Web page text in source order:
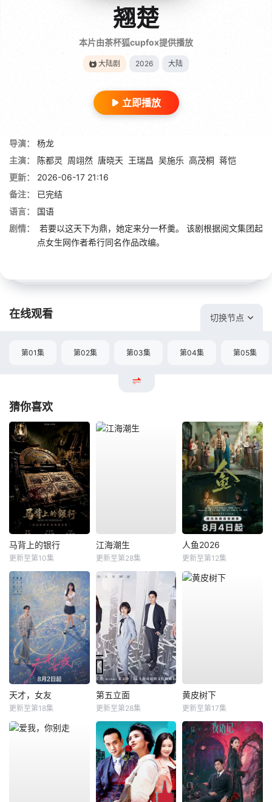
翘楚
本片由茶杯狐cupfox提供播放
大陆剧 2026 大陆
立即播放
导演：
杨龙
主演：
陈都灵 周翊然 唐晓天 王瑞昌 吴施乐 高茂桐 蒋恺
更新：
2026-06-17 21:16
备注：
已完结
语言：
国语
剧情：
若要以这天下为鼎，她定来分一杯羹。 该剧根据阅文集团起
点女生网作者希行同名作品改编。
在线观看 切换节点
第01集 第02集 第03集 第04集 第05集
猜你喜欢
马背上的银行
更新至第10集
江海潮生
更新至第28集
人鱼2026
更新至第12集
天才，女友
更新至第18集
第五立面
更新至第28集
黄皮树下
更新至第17集